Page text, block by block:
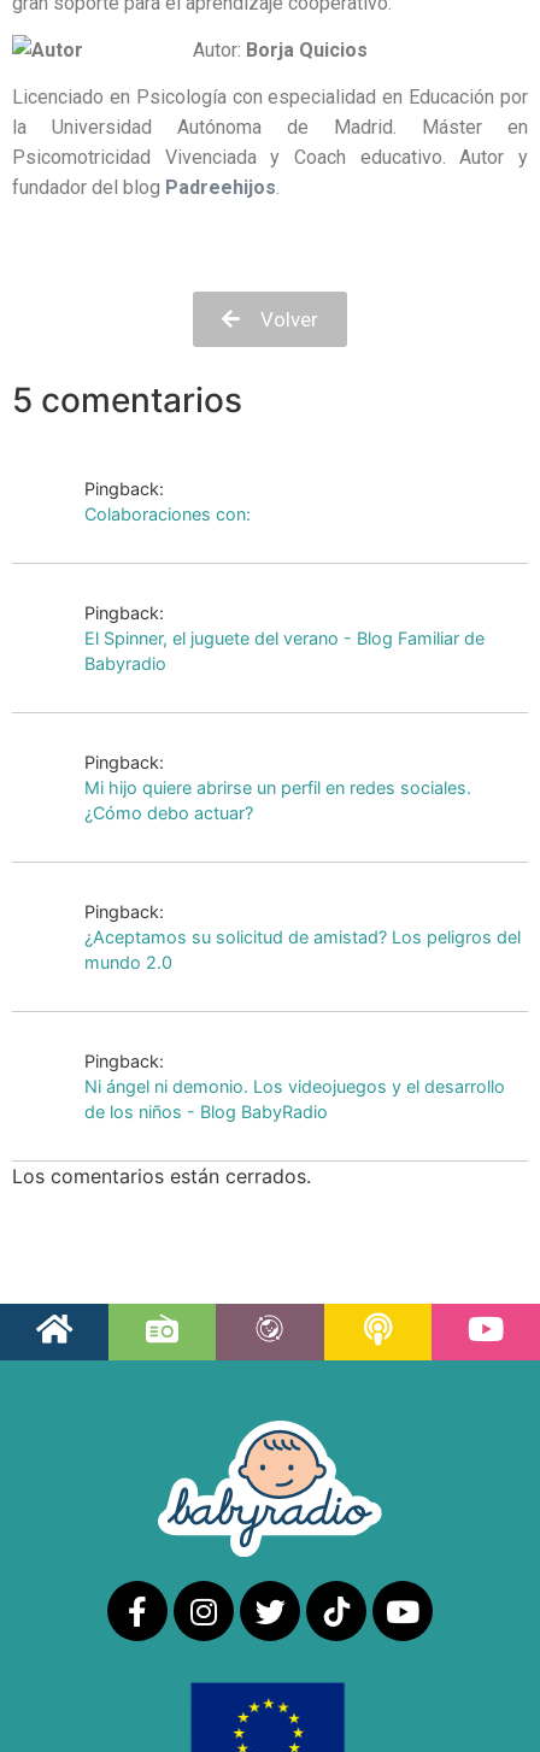
Autor: Borja Quicios
Licenciado en Psicología con especialidad en Educación por
la Universidad Autónoma de Madrid. Máster en
Psicomotricidad Vivenciada y Coach educativo. Autor y
fundador del blog Padreehijos.
Volver
5 comentarios
Pingback:
Colaboraciones con:
Pingback:
El Spinner, el juguete del verano - Blog Familiar de
Babyradio
Pingback:
Mi hijo quiere abrirse un perfil en redes sociales.
¿Cómo debo actuar?
Pingback:
¿Aceptamos su solicitud de amistad? Los peligros del
mundo 2.0
Pingback:
Ni ángel ni demonio. Los videojuegos y el desarrollo
de los niños - Blog BabyRadio
Los comentarios están cerrados.